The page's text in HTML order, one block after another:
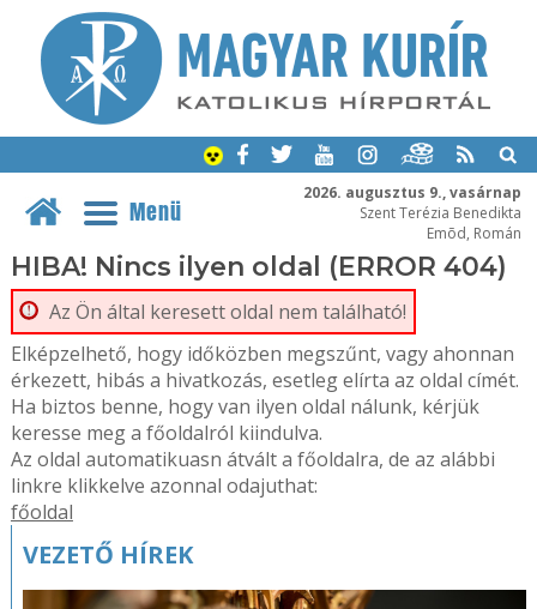
2026. augusztus 9., vasárnap
Szent Terézia Benedikta
Emõd, Román
Menü
HIBA! Nincs ilyen oldal (ERROR 404)
Az Ön által keresett oldal nem található!
Elképzelhető, hogy időközben megszűnt, vagy ahonnan
érkezett, hibás a hivatkozás, esetleg elírta az oldal címét.
Ha biztos benne, hogy van ilyen oldal nálunk, kérjük
keresse meg a főoldalról kiindulva.
Az oldal automatikuasn átvált a főoldalra, de az alábbi
linkre klikkelve azonnal odajuthat:
főoldal
VEZETŐ HÍREK